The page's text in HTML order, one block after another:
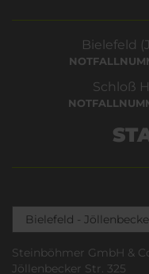
Bielefeld
Schloß
Steinböhmer GmbH &
Jöllenbecker Str. 325